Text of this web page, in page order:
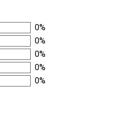
0%
0%
0%
0%
0%